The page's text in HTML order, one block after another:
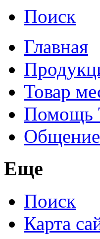
Поиск
Главная
Товар
Помощь
Общение
Еще
Поиск
Карта